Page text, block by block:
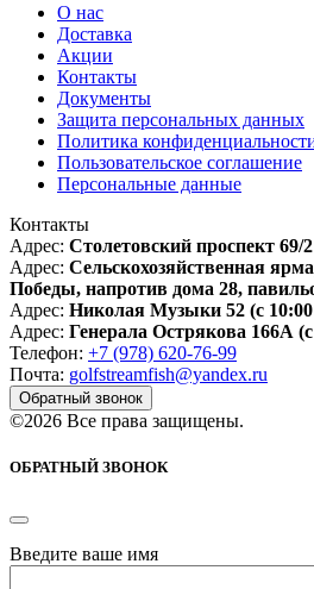
О нас
Доставка
Акции
Контакты
Документы
Защита персональных данных
Политика
Пользовательское соглашение
Персональные данные
Контакты
Адрес: Столетовский проспект 69/2
Адрес: Сельскохозяйственная
Победы, напротив дома 28,
Адрес: Николая Музыки 52 (с
Адрес: Генерала Острякова 166А
Телефон: +7 (978) 620-76-99
Почта: golfstreamfish@yandex.ru
Обратный звонок
©2026 Все права защищены.
ОБРАТНЫЙ ЗВОНОК
Введите ваше имя